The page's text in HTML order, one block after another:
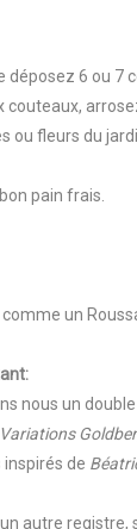
déposez 6 ou 7
couteaux,
ou fleurs du
pain frais.
un
nous un
Variations
de
autre registre,